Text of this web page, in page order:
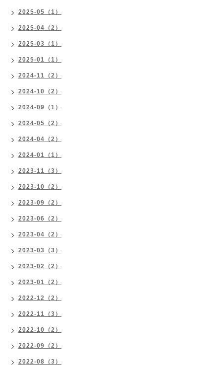
2025-05（1）
2025-04（2）
2025-03（1）
2025-01（1）
2024-11（2）
2024-10（2）
2024-09（1）
2024-05（2）
2024-04（2）
2024-01（1）
2023-11（3）
2023-10（2）
2023-09（2）
2023-06（2）
2023-04（2）
2023-03（3）
2023-02（2）
2023-01（2）
2022-12（2）
2022-11（3）
2022-10（2）
2022-09（2）
2022-08（3）